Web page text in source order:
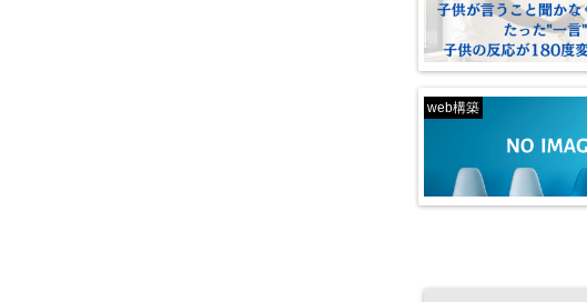
web構築